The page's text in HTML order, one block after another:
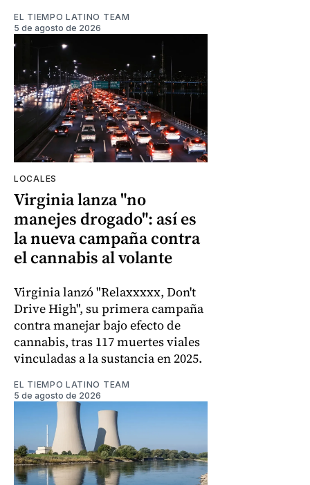
EL TIEMPO LATINO TEAM
5 de agosto de 2026
LOCALES
Virginia lanza "no
manejes drogado": así es
la nueva campaña contra
el cannabis al volante
Virginia lanzó "Relaxxxxx, Don't
Drive High", su primera campaña
contra manejar bajo efecto de
cannabis, tras 117 muertes viales
vinculadas a la sustancia en 2025.
EL TIEMPO LATINO TEAM
5 de agosto de 2026